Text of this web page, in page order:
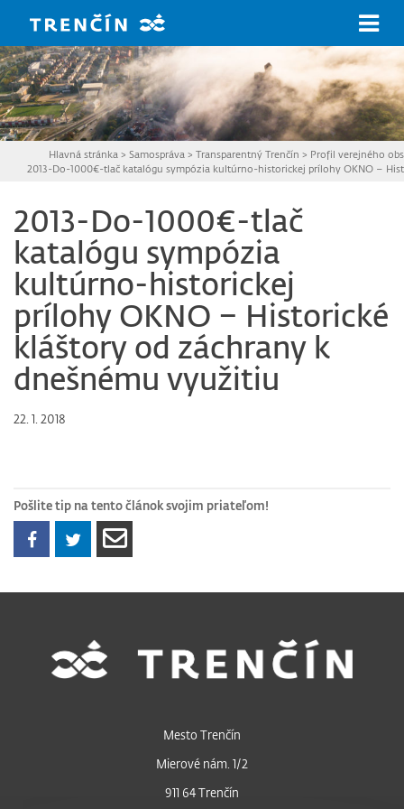
Hlavná stránka > Samospráva > Transparentný Trenčín > Profil verejného
2013-Do-1000€-tlač katalógu sympózia kultúrno-historickej prílohy OKNO –
2013-Do-1000€-tlač
katalógu sympózia
kultúrno-historickej
prílohy OKNO – Historické
kláštory od záchrany k
dnešnému využitiu
22. 1. 2018
Pošlite tip na tento článok svojim priateľom!
Mesto Trenčín
Mierové nám. 1/2
911 64 Trenčín